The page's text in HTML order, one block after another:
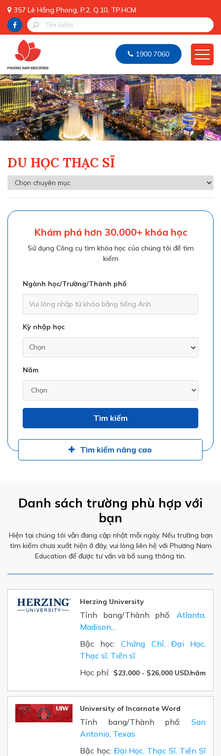
357 Lê Hồng Phong, P.2, Q.10, TP.HCM
1900 7060
DU HỌC THẠC SĨ
Khám phá hơn 30.000+ khóa học
Sử dụng Công cụ tìm khóa học của chúng tôi để tìm
kiếm
Ngành học/Trường/Thành phố
Kỳ nhập học
Năm
Tìm kiếm
Tìm kiếm nâng cao
Danh sách trường phù hợp với
bạn
Hiện tại chúng tôi vẫn đang cập nhật mỗi ngày. Nếu trường bạn
tìm kiếm chưa xuất hiện ở đây, vui lòng liên hệ với Phương Nam
Education để được tư vấn và bổ sung thông tin.
Herzing University
Tỉnh bang/Thành phố: Atlanta,
Madison,...
Bậc học:Chứng Chỉ, Đại Học,
Thạc sĩ, Tiến sĩ
Học phí: $23,000 - $26,000 USD/năm
University of Incarnate Word
Tỉnh bang/Thành phố:
San
Antonio, Texas
Bậc học: Đại Học, Thạc Sĩ, Tiến Sĩ